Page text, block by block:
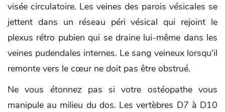
visée circulatoire. Les veines des parois vésicales se
jettent dans un réseau péri vésical qui rejoint le
plexus rétro pubien qui se draine lui-même dans les
veines pudendales internes. Le sang veineux lorsqu'il
remonte vers le cœur ne doit pas être obstrué.
Ne vous étonnez pas si votre ostéopathe vous
manipule au milieu du dos. Les vertèbres D7 à D10